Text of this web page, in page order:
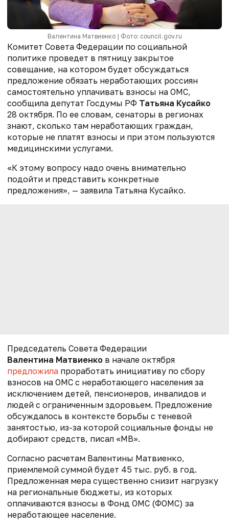
Валентина Матвиенко | Фото: council.gov.ru
Комитет Совета Федерации по социальной
политике проведет в пятницу закрытое
совещание, на котором будет обсуждаться
предложение обязать неработающих россиян
самостоятельно уплачивать взносы на ОМС,
сообщила депутат Госдумы РФ Татьяна Кусайко
28 октября. По ее словам, сенаторы в регионах
знают, сколько там неработающих граждан,
которые не платят взносы и при этом пользуются
медицинскими услугами.
«К этому вопросу надо очень внимательно
подойти и представить конкретные
предложения», — заявила Татьяна Кусайко.
Председатель Совета Федерации
Валентина Матвиенко в начале октября
предложила проработать инициативу по сбору
взносов на ОМС с неработающего населения за
исключением детей, пенсионеров, инвалидов и
людей с ограниченным здоровьем. Предложение
обсуждалось в контексте борьбы с теневой
занятостью, из-за которой социальные фонды не
добирают средств, писал «МВ».
Согласно расчетам Валентины Матвиенко,
приемлемой суммой будет 45 тыс. руб. в год.
Предложенная мера существенно снизит нагрузку
на региональные бюджеты, из которых
оплачиваются взносы в Фонд ОМС (ФОМС) за
неработающее население.